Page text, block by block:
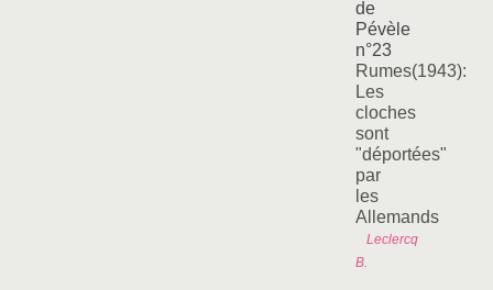
de
Pévèle
n°23
Rumes(1943):
Les
cloches
sont
"déportées"
par
les
Allemands
Leclercq
B.